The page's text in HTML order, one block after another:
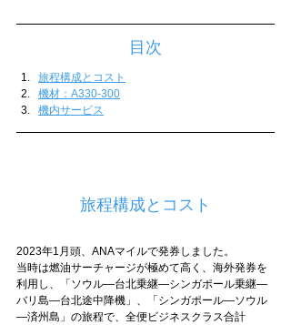
目次
旅程構成とコスト
機材：A330-300
機内サービス
旅程構成とコスト
2023年1月頭、ANAマイルで発券しました。
当時は燃油サーチャージが極めて高く、海外発券を
利用し、「ソウル―台北乗継―シンガポール乗継―
バリ島―台北途中降機」、「シンガポール―ソウル
―済州島」の旅程で、全便ビジネスクラス合計